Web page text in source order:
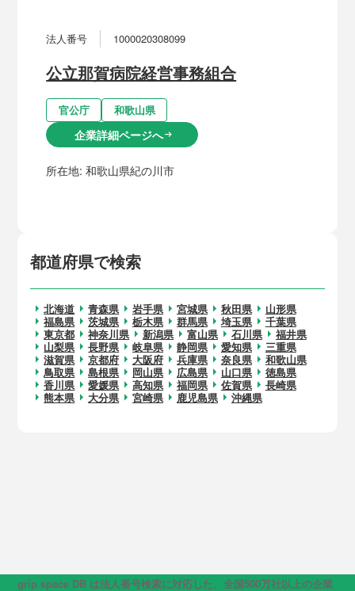
都道府県で検索
北海道 青森県 岩手県 宮城県 秋田県
山形県
福島県
茨城県 栃木県 群馬県 埼玉県
千葉県
東京都
神奈川県 新潟県 富山県 石川県
福井県
山梨県
長野県 岐阜県 静岡県 愛知県
三重県
滋賀県
京都府 大阪府 兵庫県 奈良県
和歌山県
鳥取県
島根県 岡山県 広島県 山口県
徳島県
香川県
愛媛県 高知県 福岡県 佐賀県
長崎県
熊本県
大分県 宮崎県 鹿児島県 沖縄県
法人番号 1000020308099
公立那賀病院経営事務組合
官公庁 和歌山県
企業詳細ページへarrow_right_alt
所在地:和歌山県紀の川市
grip space DB は法人番号検索に対応した、全国500万社以上の企業